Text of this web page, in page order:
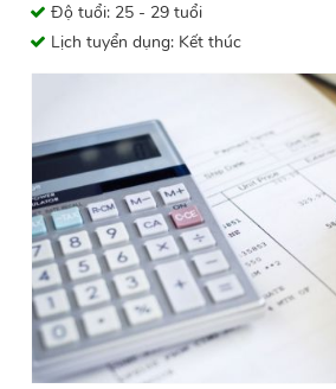
Độ tuổi: 25 - 29 tuổi
Lịch tuyển dụng: Kết thúc